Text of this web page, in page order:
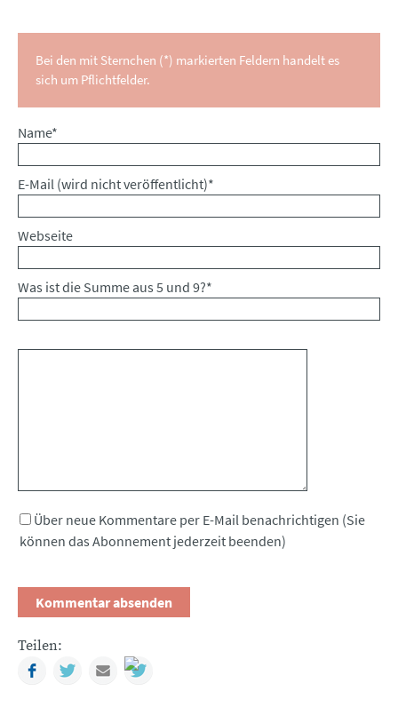
Bei den mit Sternchen (*) markierten Feldern handelt es
sich um Pflichtfelder.
Pflichtfeld
Name*
Pflichtfeld
E-Mail (wird nicht veröffentlicht)*
Webseite
Was ist die Summe aus 5 und 9?*
Über neue Kommentare per E-Mail benachrichtigen (Sie
können das Abonnement jederzeit beenden)
Teilen:
FacebookTwitterMail